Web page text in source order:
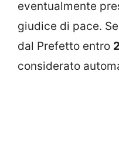
eventualmente
giudice di pace.
dal Prefetto entro
considerato